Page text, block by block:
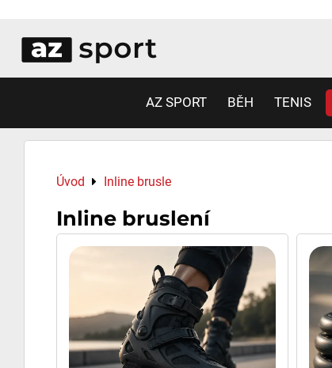
AZ SPORT BĚH TENIS
Úvod Inline brusle
Inline bruslení